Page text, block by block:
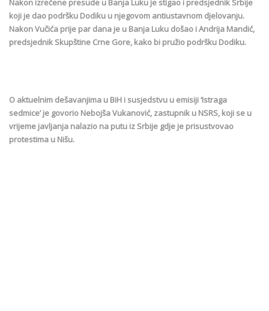
Nakon izrečene presude u Banja Luku je stigao i predsjednik Srbije
koji je dao podršku Dodiku u njegovom antiustavnom djelovanju.
Nakon Vučića prije par dana je u Banja Luku došao i Andrija Mandić,
predsjednik Skupštine Crne Gore, kako bi pružio podršku Dodiku.
O aktuelnim dešavanjima u BiH i susjedstvu u emisiji ‘Istraga
sedmice’ je govorio Nebojša Vukanović, zastupnik u NSRS, koji se u
vrijeme javljanja nalazio na putu iz Srbije gdje je prisustvovao
protestima u Nišu.